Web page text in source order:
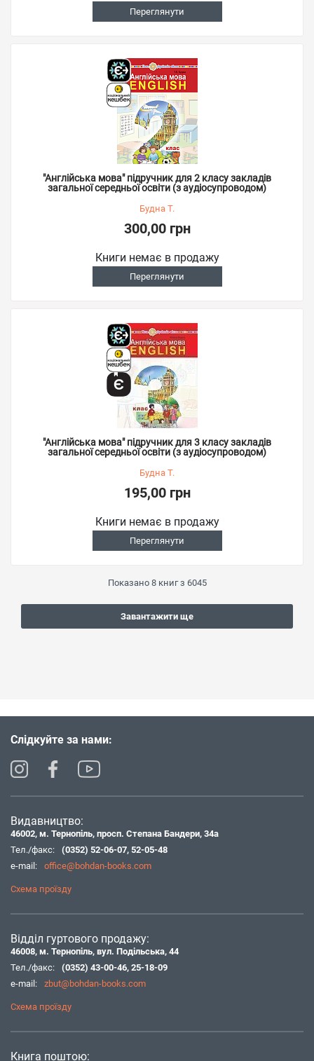
Переглянути
"Англійська мова" підручник для 2 класу закладів
загальної середньої освіти (з аудіосупроводом)
Будна Т.
300,00 грн
Книги немає в продажу
Переглянути
"Англійська мова" підручник для 3 класу закладів
загальної середньої освіти (з аудіосупроводом)
Будна Т.
195,00 грн
Книги немає в продажу
Переглянути
Показано 8книг з 6045
Завантажити ще
Слідкуйте за нами:
Видавництво:
46002, м. Тернопіль, просп. Степана Бандери, 34а
Тел./факс:
(0352) 52-06-07, 52-05-48
e-mail:
office@bohdan-books.com
Схема проїзду
Відділ гуртового продажу:
46008, м. Тернопіль, вул. Подільська, 44
Тел./факс:
(0352) 43-00-46, 25-18-09
e-mail:
zbut@bohdan-books.com
Схема проїзду
Книга поштою: